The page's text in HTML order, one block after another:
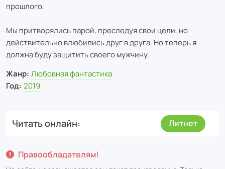
прошлого.
Мы притворялись парой, преследуя свои цели, но
действительно влюбились друг в друга. Но теперь я
должна буду защитить своего мужчину.
Жанр: Любовная фантастика
Год: 2019
Читать онлайн Литнет
Правообладателям!